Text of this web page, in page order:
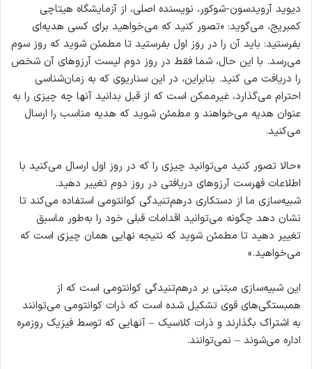
دیوید آرویدسون-شوکور، نویسنده اصلی، از آزمایشگاه هیتاچی
کمبریج، می‌گوید: «تصور کنید که می‌خواهید برای کسی هدیه‌ای
بفرستید: باید آن را در روز اول بفرستید تا مطمئن شوید که روز سوم
می‌رسد. با این حال، شما فقط در روز دوم لیست آرزوهای آن شخص
را دریافت می کنید. بنابراین، در این سناریوی که به زمان‌شناسی
احترام می‌گذارد، غیرممکن است که از قبل بدانید آنها چه چیزی را به
عنوان هدیه می‌خواهند و مطمئن شوید که هدیه مناسب را ارسال
می‌کنید.
«حالا تصور کنید می‌توانید چیزی را که در روز اول ارسال می‌کنید با
اطلاعات فهرست آرزوهای دریافتی در روز دوم تغییر دهید.
شبیه‌سازی ما از دستکاری درهم‌تنیدگی کوانتومی استفاده می‌کند تا
نشان دهد چگونه می‌توانید اقدامات قبلی خود را به‌طور ماسبق
تغییر دهید تا مطمئن شوید که نتیجه نهایی همان چیزی است که
می‌خواهید.»
این شبیه‌سازی مبتنی بر درهم‌تنیدگی کوانتومی است که از
همبستگی‌های قوی تشکیل شده است که ذرات کوانتومی می‌توانند
به اشتراک بگذارند و ذرات کلاسیک – آنهایی که توسط فیزیک روزمره
اداره می‌شوند – نمی‌توانند.